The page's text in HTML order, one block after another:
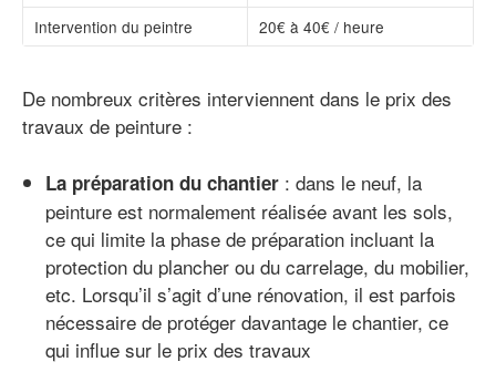
Intervention du peintre 20€ à 40€ / heure
De nombreux critères interviennent dans le prix des
travaux de peinture :
La préparation du chantier : dans le neuf, la
peinture est normalement réalisée avant les sols,
ce qui limite la phase de préparation incluant la
protection du plancher ou du carrelage, du mobilier,
etc. Lorsqu’il s’agit d’une rénovation, il est parfois
nécessaire de protéger davantage le chantier, ce
qui influe sur le prix des travaux